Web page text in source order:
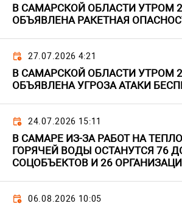
В САМАРСКОЙ ОБЛАСТИ УТРОМ
ОБЪЯВЛЕНА РАКЕТНАЯ
27.07.2026 4:21
В САМАРСКОЙ ОБЛАСТИ УТРОМ
ОБЪЯВЛЕНА УГРОЗА АТАКИ
24.07.2026 15:11
В САМАРЕ ИЗ-ЗА РАБОТ НА
ГОРЯЧЕЙ ВОДЫ ОСТАНУТСЯ 76
СОЦОБЪЕКТОВ И 26
06.08.2026 10:05